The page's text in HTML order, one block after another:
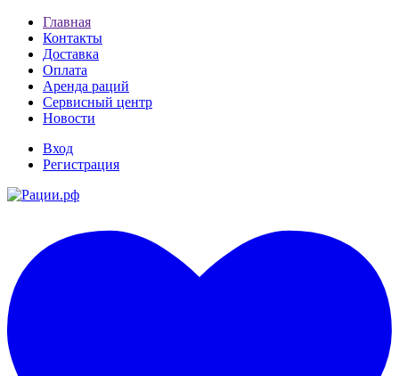
Главная
Контакты
Доставка
Оплата
Аренда раций
Сервисный центр
Новости
Вход
Регистрация